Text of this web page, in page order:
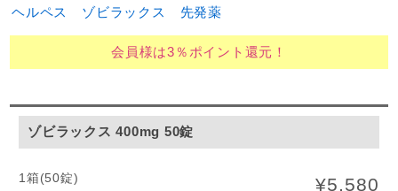
ヘルペス ゾビラックス 先発薬
会員様は3％ポイント還元！
ゾビラックス 400mg 50錠
1箱(50錠) ¥5,580